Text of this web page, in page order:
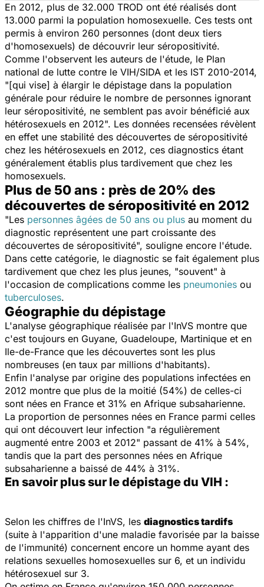
En 2012, plus de 32.000 TROD ont été réalisés dont
13.000 parmi la population homosexuelle. Ces tests ont
permis à environ 260 personnes (dont deux tiers
d'homosexuels) de découvrir leur séropositivité.
Comme l'observent les auteurs de l'étude, le Plan
national de lutte contre le VIH/SIDA et les IST 2010-2014,
"[qui vise] à élargir le dépistage dans la population
générale pour réduire le nombre de personnes ignorant
leur séropositivité, ne semblent pas avoir bénéficié aux
hétérosexuels en 2012". Les données recensées révèlent
en effet une stabilité des découvertes de séropositivité
chez les hétérosexuels en 2012, ces diagnostics étant
généralement établis plus tardivement que chez les
homosexuels.
Plus de 50 ans : près de 20% des
découvertes de séropositivité en 2012
"Les personnes âgées de 50 ans ou plus au moment du
diagnostic représentent une part croissante des
découvertes de séropositivité", souligne encore l'étude.
Dans cette catégorie, le diagnostic se fait également plus
tardivement que chez les plus jeunes, "souvent" à
l'occasion de complications comme les pneumonies ou
tuberculoses.
Géographie du dépistage
L'analyse géographique réalisée par l'InVS montre que
c'est toujours en Guyane, Guadeloupe, Martinique et en
Ile-de-France que les découvertes sont les plus
nombreuses (en taux par millions d'habitants).
Enfin l'analyse par origine des populations infectées en
2012 montre que plus de la moitié (54%) de celles-ci
sont nées en France et 31% en Afrique subsaharienne.
La proportion de personnes nées en France parmi celles
qui ont découvert leur infection "a régulièrement
augmenté entre 2003 et 2012" passant de 41% à 54%,
tandis que la part des personnes nées en Afrique
subsaharienne a baissé de 44% à 31%.
En savoir plus sur le dépistage du VIH :
Selon les chiffres de l'InVS, les diagnostics tardifs
(suite à l'apparition d'une maladie favorisée par la baisse
de l'immunité) concernent encore un homme ayant des
relations sexuelles homosexuelles sur 6, et un individu
hétérosexuel sur 3.